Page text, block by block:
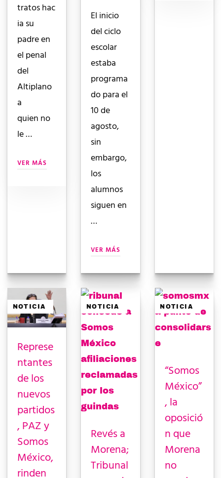
tratos hac
ia su
padre en
el penal
del
Altiplano
a
quien no
le …
VER MÁS
El inicio
del ciclo
escolar
estaba
programa
do para el
10 de
agosto,
sin
embargo,
los
alumnos
siguen en
…
VER MÁS
NOTICIA
Represe
ntantes
de los
nuevos
partidos
, PAZ y
Somos
México,
rinden
NOTICIA
Revés a
Morena;
Tribunal
NOTICIA
“Somos
México”
, la
oposició
n que
Morena
no